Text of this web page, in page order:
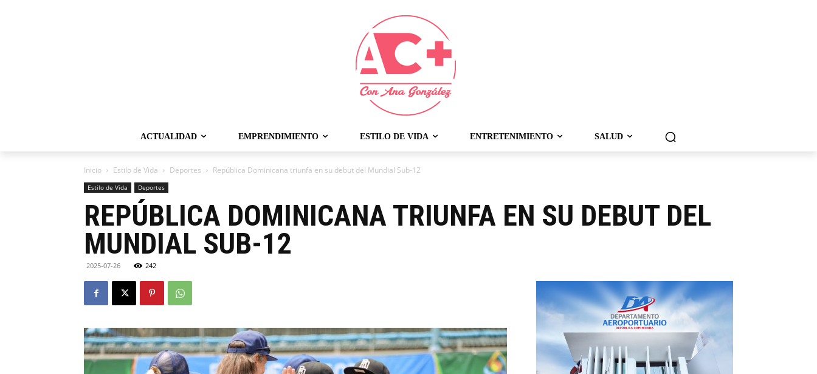
ACTUALIDAD EMPRENDIMIENTO ESTILO DE VIDA ENTRETENIMIENTO SALUD
Inicio Estilo de Vida Deportes República Dominicana triunfa en su debut del Mundial Sub-12
Estilo de Vida Deportes
REPÚBLICA DOMINICANA TRIUNFA EN SU DEBUT DEL
MUNDIAL SUB-12
2025-07-26 242